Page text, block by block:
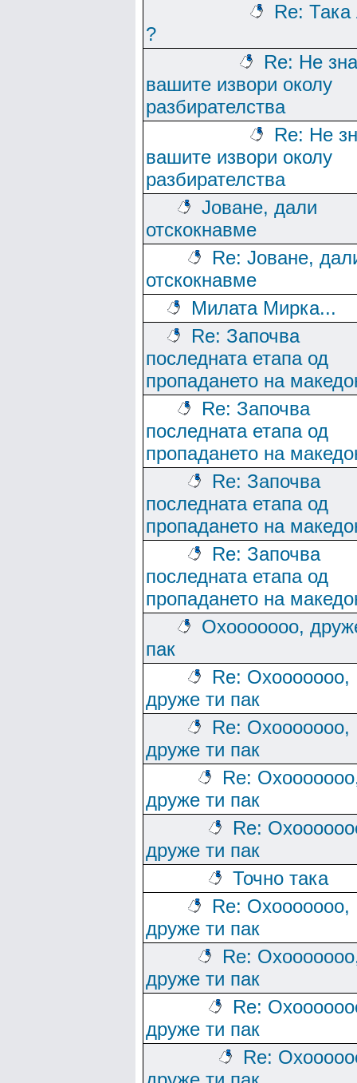
Re: Така
?
Re: Не
вашите извори околу
разбирателства
Re: Не
вашите извори околу
разбирателства
Јоване, дали
отскокнавме
Re: Јоване,
отскокнавме
Милата Мирка...
Re: Започва
последната етапа од
пропадането на
Re: Започва
последната етапа од
пропадането на
Re: Започва
последната етапа од
пропадането на
Re: Започва
последната етапа од
пропадането на
Охооооооо,
пак
Re: Охооооооо,
друже ти пак
Re: Охооооооо,
друже ти пак
Re:
друже ти пак
Re:
друже ти пак
Точно така
Re: Охооооооо,
друже ти пак
Re:
друже ти пак
Re:
друже ти пак
Re: